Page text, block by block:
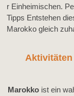
r Einheimischen. P
Tipps Entstehen
Marokkogleich
Aktivitäten
Marokko ist ein